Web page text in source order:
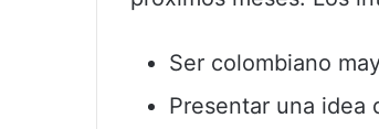
Ser colombiano
Presentar una idea